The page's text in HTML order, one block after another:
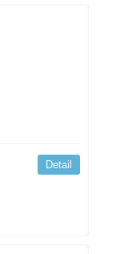
Detail